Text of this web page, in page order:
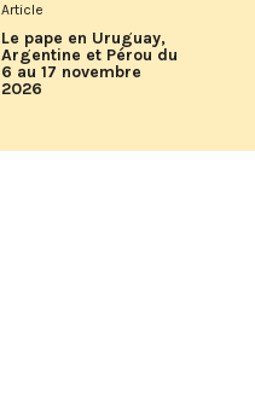
Article
Le pape en Uruguay,
Argentine et Pérou du
6 au 17 novembre
2026